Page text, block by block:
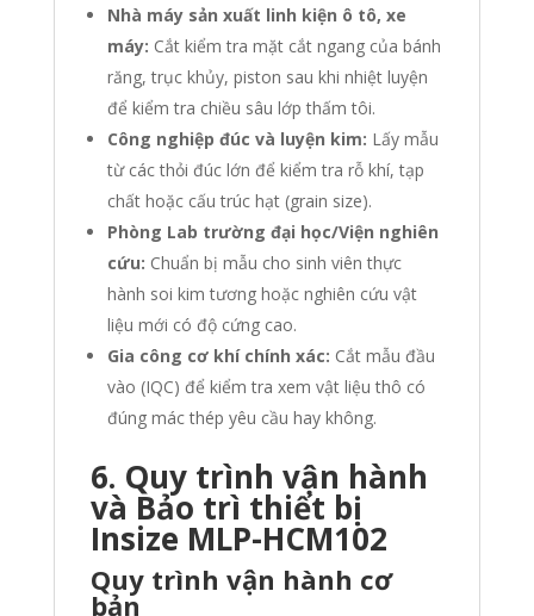
Nhà máy sản xuất linh kiện ô tô, xe
máy: Cắt kiểm tra mặt cắt ngang của bánh
răng, trục khủy, piston sau khi nhiệt luyện
để kiểm tra chiều sâu lớp thấm tôi.
Công nghiệp đúc và luyện kim: Lấy mẫu
từ các thỏi đúc lớn để kiểm tra rỗ khí, tạp
chất hoặc cấu trúc hạt (grain size).
Phòng Lab trường đại học/Viện nghiên
cứu: Chuẩn bị mẫu cho sinh viên thực
hành soi kim tương hoặc nghiên cứu vật
liệu mới có độ cứng cao.
Gia công cơ khí chính xác: Cắt mẫu đầu
vào (IQC) để kiểm tra xem vật liệu thô có
đúng mác thép yêu cầu hay không.
6. Quy trình vận hành
và Bảo trì thiết bị
Insize MLP-HCM102
Quy trình vận hành cơ
bản